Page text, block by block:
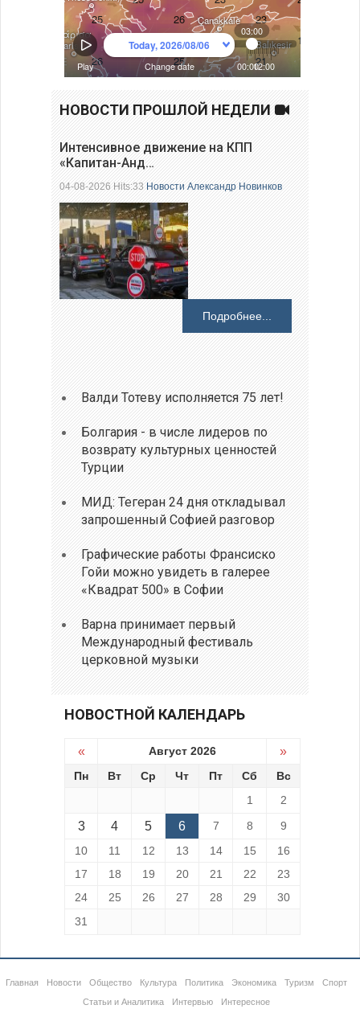
НОВОСТИ ПРОШЛОЙ НЕДЕЛИ
Интенсивное движение на КПП
«Капитан-Анд…
04-08-2026 Hits:33Новости Александр Новинков
Подробнее...
Валди Тотеву исполняется 75 лет!
Болгария - в числе лидеров по
возврату культурных ценностей
Турции
МИД: Тегеран 24 дня откладывал
запрошенный Софией разговор
Графические работы Франсиско
Гойи можно увидеть в галерее
«Квадрат 500» в Софии
Варна принимает первый
Международный фестиваль
церковной музыки
НОВОСТНОЙ КАЛЕНДАРЬ
« Август 2026 »
Пн Вт Ср Чт Пт Сб
Вс
1
2
3 4 5 6 7 8
9
10
11 12 13 14 15
16
17
18 19 20 21 22
23
24
25 26 27 28 29
30
31
Главная Новости Общество Культура Политика Экономика Туризм
Спорт
Статьи и Аналитика
Интервью Интересное